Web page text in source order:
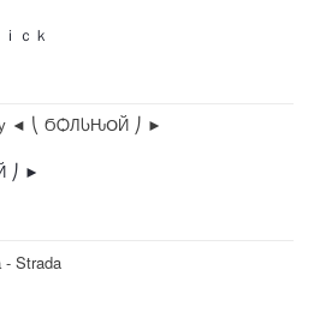
ｃｋ
◄ ⎝ ϬѺЛႱԊՕЙ ⎠ ►
⎠ ►
- Strada